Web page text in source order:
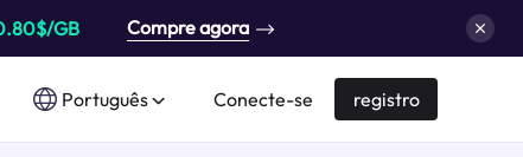
GB Compre agora
Português Conecte-se registro